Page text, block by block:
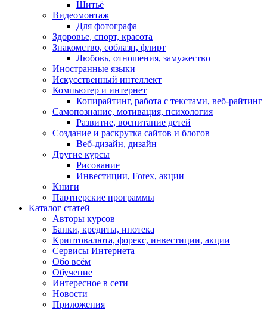
Шитьё
Видеомонтаж
Для фотографа
Здоровье, спорт, красота
Знакомство, соблазн, флирт
Любовь, отношения, замужество
Иностранные языки
Искусственный интеллект
Компьютер и интернет
Копирайтинг, работа с текстами, веб-райтинг
Самопознание, мотивация, психология
Развитие, воспитание детей
Создание и раскрутка сайтов и блогов
Веб-дизайн, дизайн
Другие курсы
Рисование
Инвестиции, Forex, акции
Книги
Партнерские программы
Каталог статей
Авторы курсов
Банки, кредиты, ипотека
Криптовалюта, форекс, инвестиции, акции
Сервисы Интернета
Обо всём
Обучение
Интересное в сети
Новости
Приложения